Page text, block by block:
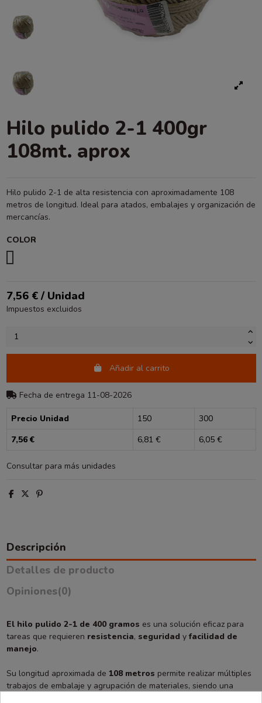
Hilo pulido 2-1 400gr
108mt. aprox
Hilo pulido 2-1 de alta resistencia con aproximadamente 108
metros de longitud. Ideal para atados, embalajes y organización de
mercancías.
COLOR
7,56 € / Unidad
Impuestos excluidos
Añadir al carrito
Fecha de entrega 11-08-2026
Precio Unidad 150
300
7,56 €
6,81 € 6,05 €
Consultar para más unidades
Descripción
Detalles de producto
Opiniones(0)
El hilo pulido 2-1 de 400 gramos es una solución eficaz para
tareas que requieren resistencia, seguridad y facilidad de
manejo.
Su longitud aproximada de 108 metros permite realizar múltiples
trabajos de embalaje y agrupación de materiales, siendo una